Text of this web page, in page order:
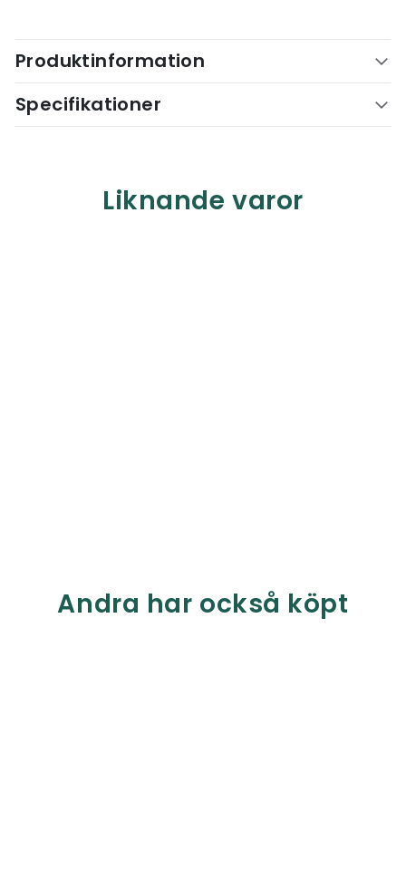
Produktinformation
Specifikationer
Liknande varor
Andra har också köpt